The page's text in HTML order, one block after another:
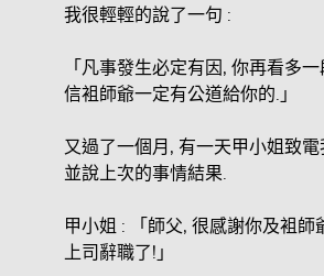
我很輕輕的說了一句 :
「凡事發生必定有因, 你再看多
信袓師爺一定有公道給你的.」
又過了一個月, 有一天甲小姐致
並說上次的事情結果.
甲小姐 : 「師父, 很感謝你及袓師
上司辭職了!」